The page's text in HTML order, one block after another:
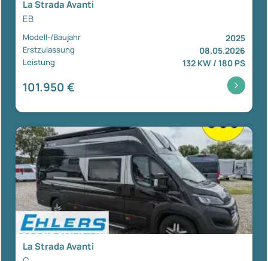
La Strada Avanti
EB
Modell-/Baujahr 2025
Erstzulassung 08.05.2026
Leistung 132 KW / 180 PS
101.950 €
La Strada Avanti